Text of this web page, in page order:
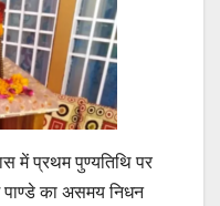
में प्रथम पुण्यतिथि पर
पाण्डे का असमय निधन